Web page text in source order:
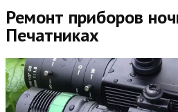
Ремонт приборов
Печатниках